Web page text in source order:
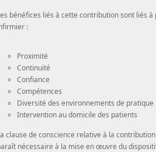
bénéfices liés à cette contribution sont liés à
:
Proximité
Continuité
Confiance
Compétences
Diversité des environnements de pratique
Intervention au domicile des patients
clause de conscience relative à la
nécessaire à la mise en œuvre du